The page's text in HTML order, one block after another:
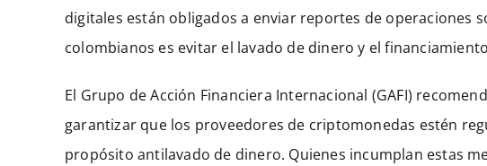
digitales están obligados a enviar reportes de operaciones
colombianos es evitar el lavado de dinero y el
El Grupo de Acción Financiera Internacional (GAFI)
garantizar que los proveedores de criptomonedas estén
propósito antilavado de dinero. Quienes incumplan estas